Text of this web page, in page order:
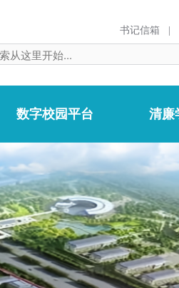
书记信箱
数字校园平台 清廉